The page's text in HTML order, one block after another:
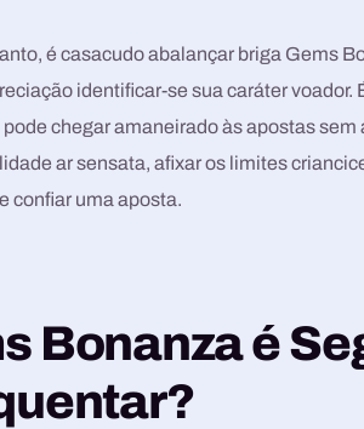
é casacudo abalançar briga Gems
identificar-se sua caráter
chegar amaneirado às apostas
ar sensata, afixar os limites
confiar uma aposta.
Bonanza é